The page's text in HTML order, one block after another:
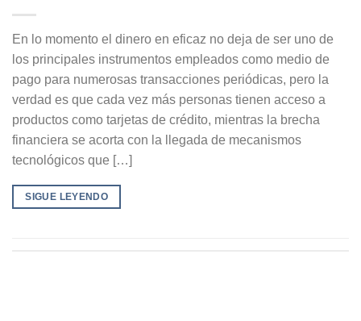
En lo momento el dinero en eficaz no deja de ser uno de
los principales instrumentos empleados como medio de
pago para numerosas transacciones periódicas, pero la
verdad es que cada vez más personas tienen acceso a
productos como tarjetas de crédito, mientras la brecha
financiera se acorta con la llegada de mecanismos
tecnológicos que […]
SIGUE LEYENDO